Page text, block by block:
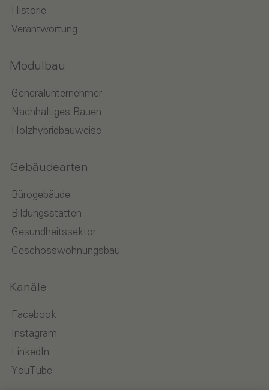
Historie
Verantwortung
Modulbau
Generalunternehmer
Nachhaltiges Bauen
Holzhybridbauweise
Gebäudearten
Bürogebäude
Bildungsstätten
Gesundheitssektor
Geschosswohnungsbau
Kanäle
Facebook
Instagram
LinkedIn
YouTube